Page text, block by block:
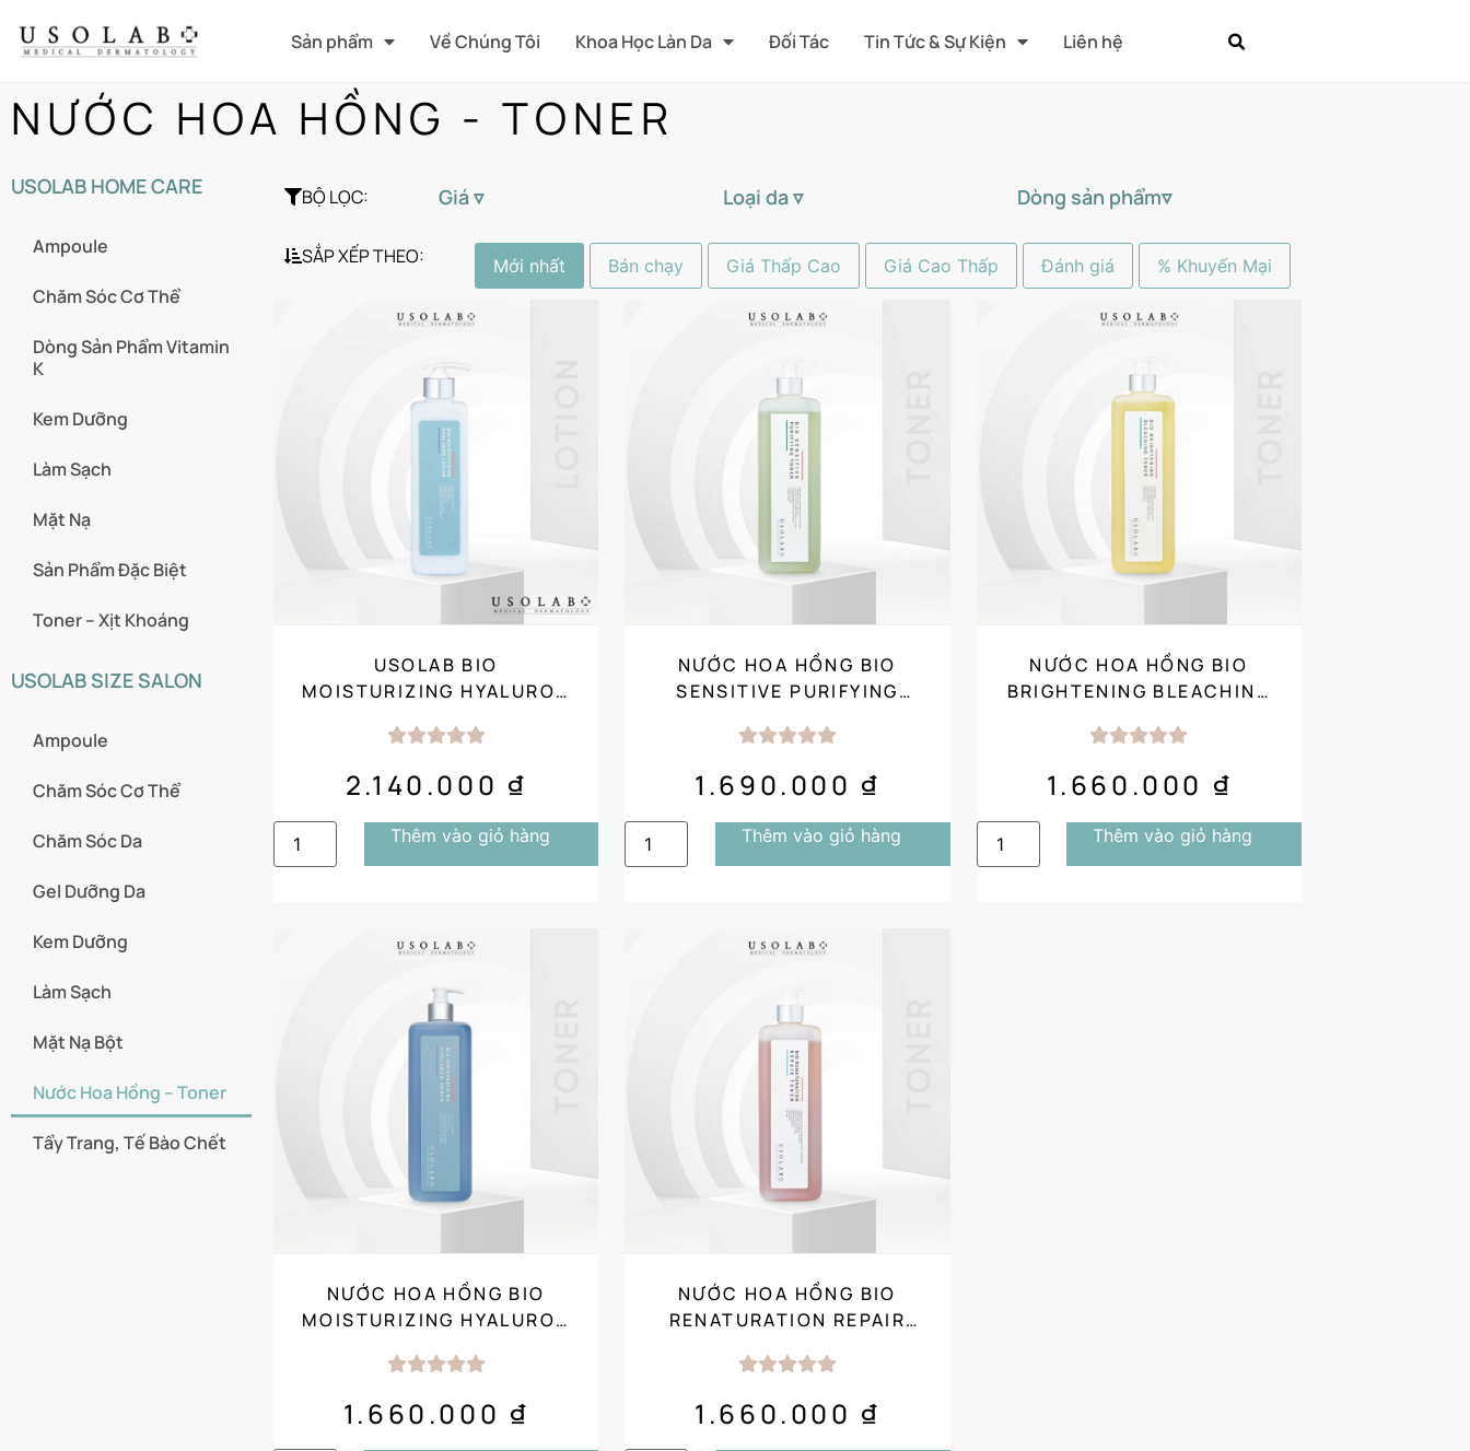
Sản phẩm Về Chúng Tôi Khoa Học Làn Da Đối Tác Tin Tức & Sự Kiện Liên hệ
NƯỚC HOA HỒNG - TONER
USOLAB HOME CARE
Ampoule
Chăm Sóc Cơ Thể
Dòng Sản Phẩm Vitamin
K
Kem Dưỡng
Làm Sạch
Mặt Nạ
Sản Phẩm Đặc Biệt
Toner – Xịt Khoáng
USOLAB SIZE SALON
Ampoule
Chăm Sóc Cơ Thể
Chăm Sóc Da
Gel Dưỡng Da
Kem Dưỡng
Làm Sạch
Mặt Nạ Bột
Nước Hoa Hồng – Toner
Tẩy Trang, Tế Bào Chết
BỘ LỌC: Giá ▿ Loại da ▿ Dòng sản phẩm▿
SẮP XẾP THEO: Mới nhất Bán chạy Giá Thấp Cao Giá Cao Thấp Đánh giá % Khuyến Mại
USOLAB BIO
MOISTURIZING HYALURON
CHO DA
2.140.000 ₫
Thêm vào giỏ hàng
NƯỚC HOA HỒNG BIO
SENSITIVE PURIFYING
SIZE
1.690.000 ₫
Thêm vào giỏ hàng
NƯỚC HOA HỒNG BIO
BRIGHTENING BLEACHING
SIZE
1.660.000 ₫
Thêm vào giỏ hàng
NƯỚC HOA HỒNG BIO
MOISTURIZING HYALURON
SIZE
1.660.000 ₫
NƯỚC HOA HỒNG BIO
RENATURATION REPAIR
SIZE
1.660.000 ₫